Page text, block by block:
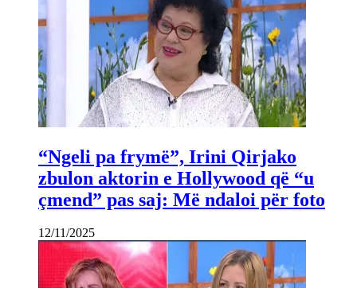
“Ngeli pa frymë”, Irini Qirjako
zbulon aktorin e Hollywood që “u
çmend” pas saj: Më ndaloi për foto
12/11/2025